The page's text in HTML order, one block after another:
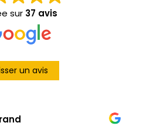
sur 37 avis
un avis